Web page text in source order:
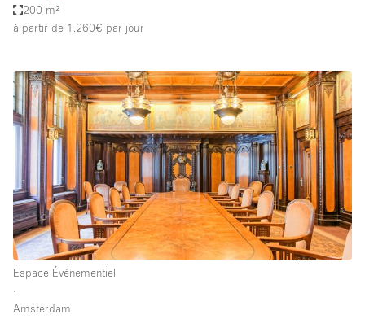
200 m²
à partir de 1.260€ par jour
Espace Événementiel
∙
Amsterdam